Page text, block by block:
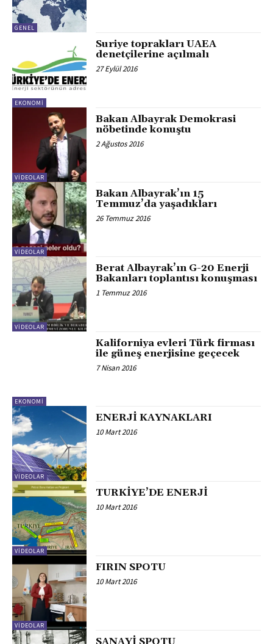
GENEL
EKONOMI
Suriye toprakları UAEA
denetçilerine açılmalı
27 Eylül 2016
VİDEOLAR
Bakan Albayrak Demokrasi
nöbetinde konuştu
2 Ağustos 2016
VİDEOLAR
Bakan Albayrak’ın 15
Temmuz’da yaşadıkları
26 Temmuz 2016
VİDEOLAR
Berat Albayrak’ın G-20 Enerji
Bakanları toplantısı konuşması
1 Temmuz 2016
EKONOMI
Kaliforniya evleri Türk firması
ile güneş enerjisine geçecek
7 Nisan 2016
VİDEOLAR
ENERJİ KAYNAKLARI
10 Mart 2016
VİDEOLAR
TURKİYE’DE ENERJİ
10 Mart 2016
VİDEOLAR
FIRIN SPOTU
10 Mart 2016